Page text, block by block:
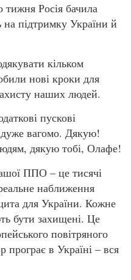
Росія бачила
на підтримку України й
кільком
нові кроки для
наших людей.
пускові
дуже вагомо. Дякую!
дякую тобі, Олафе!
ППО – це тисячі
наближення
для України. Кожне
бути захищені. Це
повітряного
програє в Україні – вся